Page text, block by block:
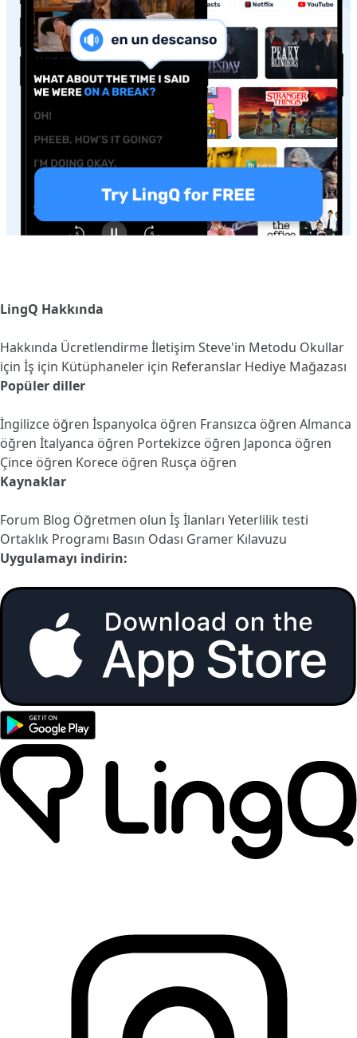
LingQ Hakkında
Hakkında Ücretlendirmeİletişim Steve'in Metodu Okullar
için İş için Kütüphaneler için Referanslar Hediye Mağazası
Popüler diller
İngilizce öğren İspanyolca öğren Fransızca öğren Almanca
öğren İtalyanca öğren Portekizce öğren Japonca öğren
Çince öğren Korece öğren Rusça öğren
Kaynaklar
Forum Blog Öğretmen olun İş İlanları Yeterlilik testi
Ortaklık Programı Basın Odası Gramer Kılavuzu
Uygulamayı indirin: